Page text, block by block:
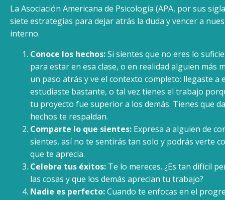
La Asociación Americana de Psicología (APA, por sus
siete estrategias para dejar atrás la duda y vencer a
interno.
Conoce los hechos:Si sientes que no eres lo
para estar en esa clase, o en realidad alguien más
un paso atrás y ve el contexto completo: llegaste a
estudiaste bastante, o tal vez tienes el trabajo
tu proyecto fue superior a los demás. Tienes que
hechos te respaldan.
Comparte lo que sientes: Expresa a alguien de
sientes, así no te sentirás tan solo y podrás verte
que te aprecia.
Celebra tus éxitos: Te lo mereces. ¿Es tan difícil
las cosas y que los demás aprecian tu trabajo?
Nadie es perfecto:Cuando te enfocas en el